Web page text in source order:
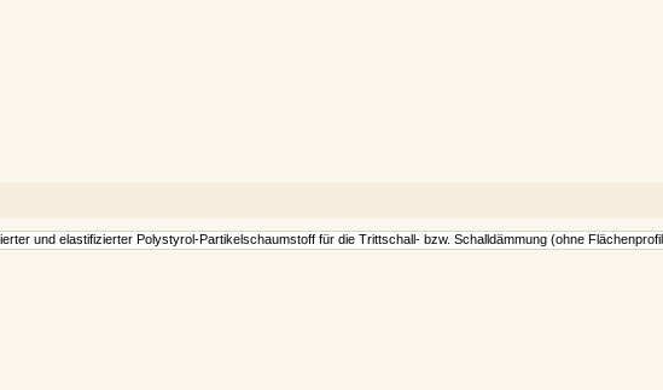
und elastifizierter Polystyrol-Partikelschaumstoff für die Trittschall- bzw. Schalldämmung (ohne